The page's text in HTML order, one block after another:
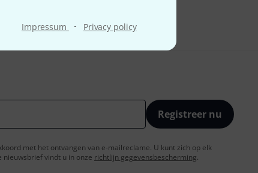
Impressum · Privacy policy
Registreer nu
met het ontvangen van e-mailreclame. U kunt zich op elk
vindt u in onze richtlijn gegevensbescherming.